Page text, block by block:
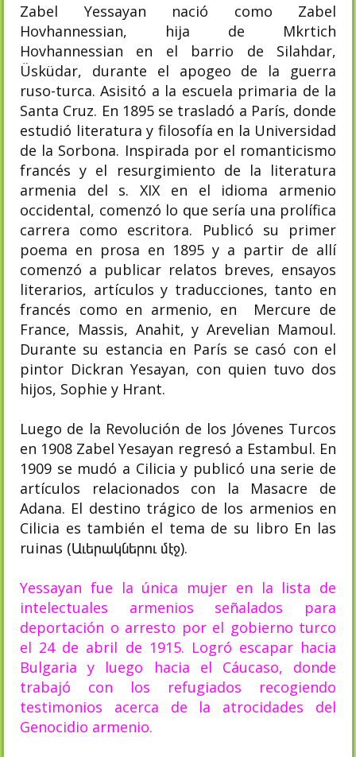
Zabel Yessayan nació como Zabel
Hovhannessian, hija de Mkrtich
Hovhannessian en el barrio de Silahdar,
Üsküdar, durante el apogeo de la guerra
ruso-turca.​ Asisitó a la escuela primaria de la
Santa Cruz. En 1895 se trasladó a París, donde
estudió literatura y filosofía en la Universidad
de la Sorbona. Inspirada por el romanticismo
francés y el resurgimiento de la literatura
armenia del s. XIX en el idioma armenio
occidental, comenzó lo que sería una prolífica
carrera como escritora. Publicó su primer
poema en prosa en 1895 y a partir de allí
comenzó a publicar relatos breves, ensayos
literarios, artículos y traducciones, tanto en
francés como en armenio, en Mercure de
France, Massis, Anahit, y Arevelian Mamoul.
Durante su estancia en París se casó con el
pintor Dickran Yesayan, con quien tuvo dos
hijos, Sophie y Hrant.
Luego de la Revolución de los Jóvenes Turcos
en 1908 Zabel Yesayan regresó a Estambul. En
1909 se mudó a Cilicia y publicó una serie de
artículos relacionados con la Masacre de
Adana. El destino trágico de los armenios en
Cilicia es también el tema de su libro En las
ruinas (Աւերակներու մէջ).
Yessayan fue la única mujer en la lista de
intelectuales armenios señalados para
deportación o arresto por el gobierno turco
el 24 de abril de 1915. Logró escapar hacia
Bulgaria y luego hacia el Cáucaso, donde
trabajó con los refugiados recogiendo
testimonios acerca de la atrocidades del
Genocidio armenio.